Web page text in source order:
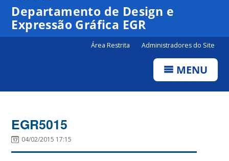
Canais
Departamento de Design e
Expressão Gráfica EGR
Área Restrita Administradores do Site
MENU
EGR5015
04/02/2015 17:15